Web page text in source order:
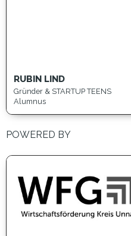
RUBIN LIND
Gründer & STARTUP TEENS
Alumnus
POWERED BY